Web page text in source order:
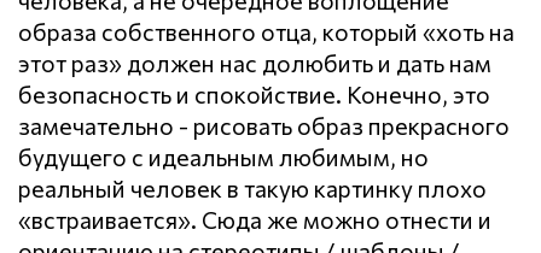
образа собственного отца, который «хоть на
этот раз» должен нас долюбить и дать нам
безопасность и спокойствие. Конечно, это
замечательно - рисовать образ прекрасного
будущего с идеальным любимым, но
реальный человек в такую картинку плохо
«встраивается». Сюда же можно отнести и